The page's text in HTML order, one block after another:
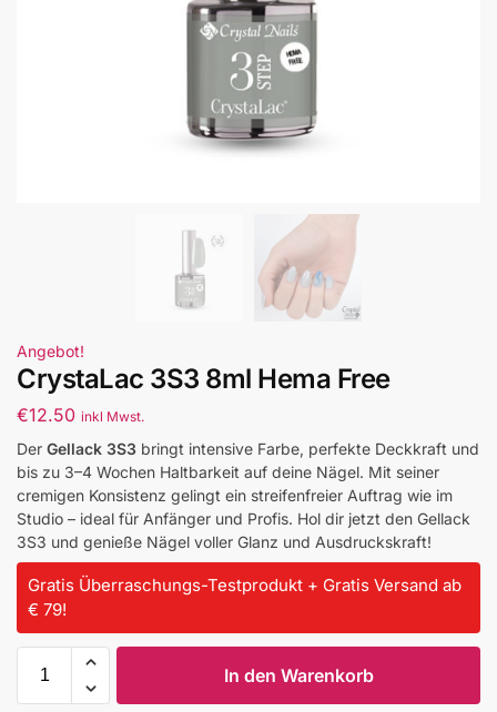
Angebot!
CrystaLac 3S3 8ml Hema Free
€12.50 inkl Mwst.
Der Gellack 3S3 bringt intensive Farbe, perfekte Deckkraft und
bis zu 3–4 Wochen Haltbarkeit auf deine Nägel. Mit seiner
cremigen Konsistenz gelingt ein streifenfreier Auftrag wie im
Studio – ideal für Anfänger und Profis. Hol dir jetzt den Gellack
3S3 und genieße Nägel voller Glanz und Ausdruckskraft!
Gratis Überraschungs-Testprodukt + Gratis Versand ab
€ 79!
In den Warenkorb